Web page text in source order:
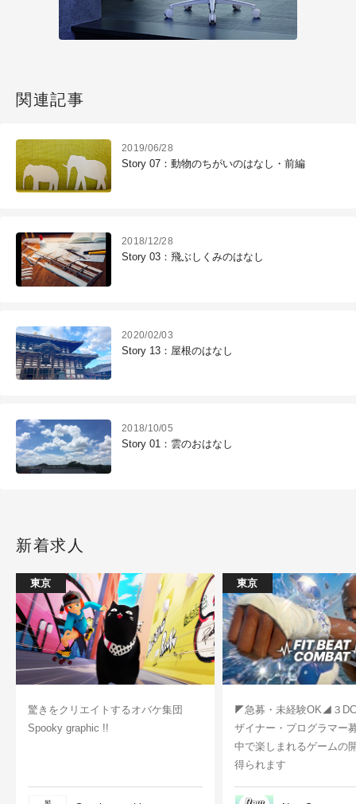
関連記事
2019/06/28
Story 07：動物のちがいのはなし・前編
2018/12/28
Story 03：飛ぶしくみのはなし
2020/02/03
Story 13：屋根のはなし
2018/10/05
Story 01：雲のおはなし
新着求人
東京
驚きをクリエイトするオバケ集団
Spooky graphic !!
東京
◤急募・未経験OK◢３
ザイナー・プログラマー
中で楽しまれるゲームの
得られます